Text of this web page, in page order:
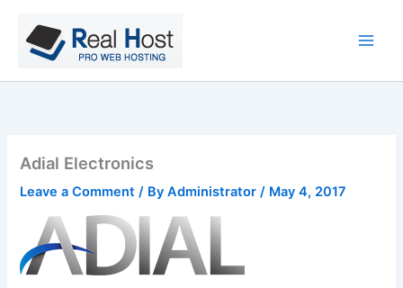
content
Adial Electronics
Leave a Comment / ByAdministrator/ May 4, 2017